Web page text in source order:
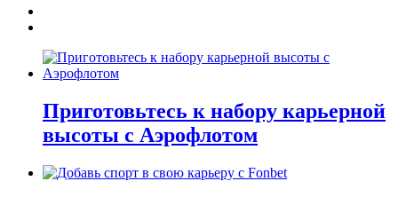
Приготовьтесь к набору карьерной
высоты с Аэрофлотом